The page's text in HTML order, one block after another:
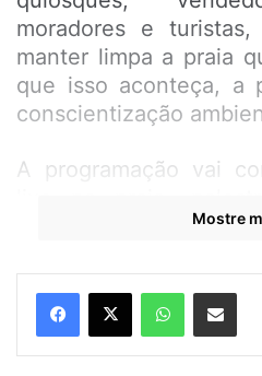
moradores e
manter limpa a praia
que isso aconteça, a
conscientização
A programação vai
tonéis, serviços de
O objetivo é
população sobre os
Mostre